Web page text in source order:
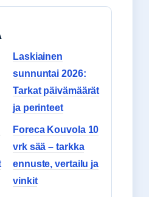
Laskiainen
sunnuntai 2026:
Tarkat päivämäärät
ja perinteet
Foreca Kouvola 10
vrk sää – tarkka
ennuste, vertailu ja
vinkit